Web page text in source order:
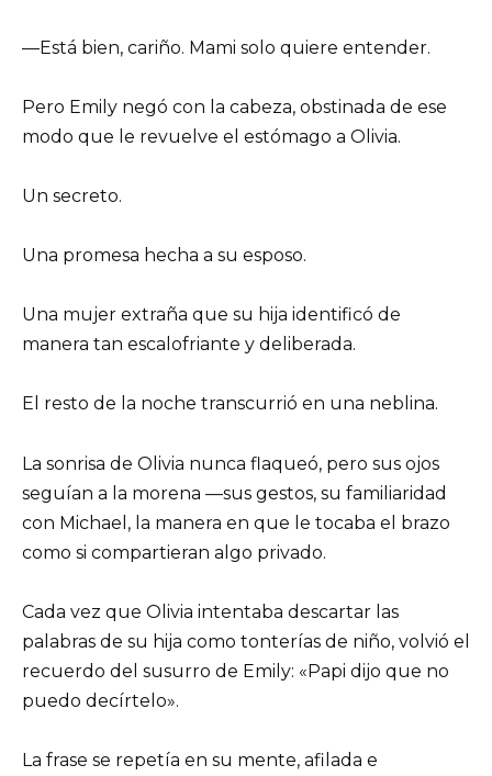
—Está bien, cariño. Mami solo quiere entender.
Pero Emily negó con la cabeza, obstinada de ese
modo que le revuelve el estómago a Olivia.
Un secreto.
Una promesa hecha a su esposo.
Una mujer extraña que su hija identificó de
manera tan escalofriante y deliberada.
El resto de la noche transcurrió en una neblina.
La sonrisa de Olivia nunca flaqueó, pero sus ojos
seguían a la morena —sus gestos, su familiaridad
con Michael, la manera en que le tocaba el brazo
como si compartieran algo privado.
Cada vez que Olivia intentaba descartar las
palabras de su hija como tonterías de niño, volvió el
recuerdo del susurro de Emily: «Papi dijo que no
puedo decírtelo».
La frase se repetía en su mente, afilada e